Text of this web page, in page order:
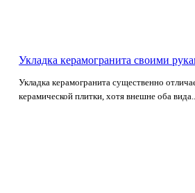
Укладка керамогранита своими
Укладка керамогранита существенно
керамической плитки, хотя внешне оба вида...